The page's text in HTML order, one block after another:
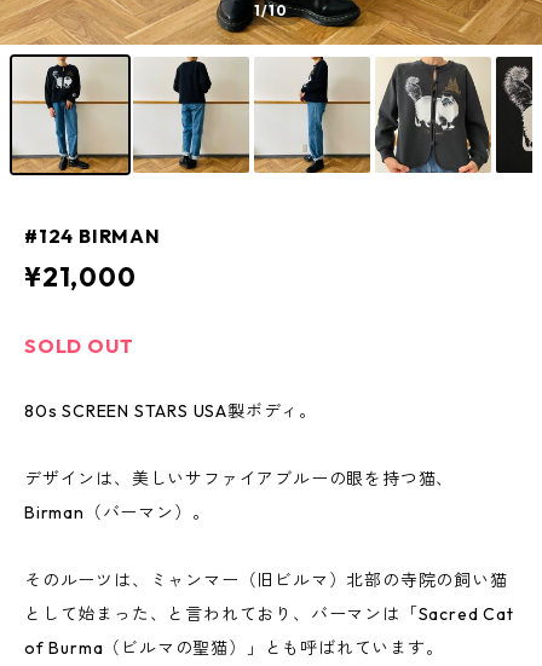
1/10
#124 BIRMAN
¥21,000
SOLD OUT
80s SCREEN STARS USA製ボディ。
デザインは、美しいサファイアブルーの眼を持つ猫、
Birman（バーマン）。
そのルーツは、ミャンマー（旧ビルマ）北部の寺院の飼い猫
として始まった、と言われており、バーマンは「Sacred Cat
of Burma（ビルマの聖猫）」とも呼ばれています。